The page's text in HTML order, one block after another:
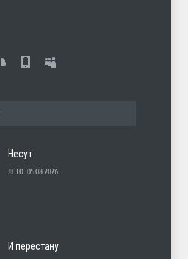
Несут
ЛЕТО 05.08.2026
И перестану